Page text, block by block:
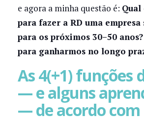
e agora a minha questão é: Qual
para fazer a RD uma
para os próximos 30–50
para ganharmos no longo
As 4(+1) funções
— e alguns
— de acordo com